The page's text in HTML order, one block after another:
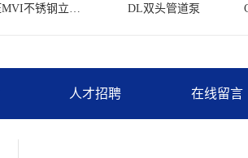
供水/增压MVI不锈钢立式多级离心泵 DL双头管道泵
人才招聘 在线留言